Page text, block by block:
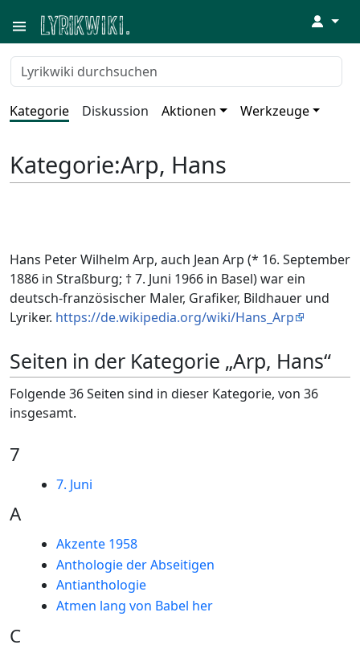
↓
Kategorie Diskussion Aktionen Werkzeuge
Kategorie:Arp, Hans
Hans Peter Wilhelm Arp, auch Jean Arp (* 16. September
1886 in Straßburg; † 7. Juni 1966 in Basel) war ein
deutsch-französischer Maler, Grafiker, Bildhauer und
Lyriker. https://de.wikipedia.org/wiki/Hans_Arp
Seiten in der Kategorie „Arp, Hans“
Folgende 36 Seiten sind in dieser Kategorie, von 36
insgesamt.
7
7. Juni
A
Akzente 1958
Anthologie der Abseitigen
Antianthologie
Atmen lang von Babel her
C